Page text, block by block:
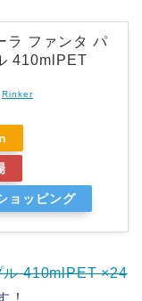
ラ ファンタ パ
410mlPET
Rinker
ョッピング
ル 410mlPET ×24
！